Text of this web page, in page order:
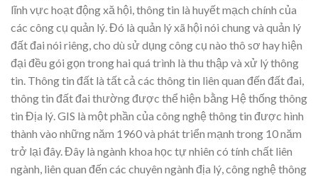
lĩnh vực hoạt động xă hội, thông tin là huyết mạch chính của
các công cụ quản lý. Đó là quản lý xã hội nói chung và quản lý
đất đai nói riêng, cho dù sử dụng công cụ nào thô sơ hay hiện
đại đều gói gọn trong hai quá trình là thu thập và xử lý thông
tin. Thông tin đất là tất cả các thông tin liên quan đến đất đai,
thông tin đất đai thường được thể hiện bằng Hệ thống thông
tin Địa lý. GIS là một phần của công nghệ thông tin được hình
thành vào những năm 1960 và phát triển mạnh trong 10 năm
trở lại đây. Đây là ngành khoa học tự nhiên có tính chất liên
ngành, liên quan đến các chuyên ngành địa lý, công nghệ thông